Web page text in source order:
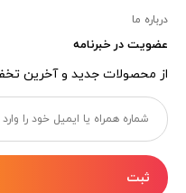
درباره ما
عضویت در خبرنامه
از محصولات جدید و آخرین
ثبت